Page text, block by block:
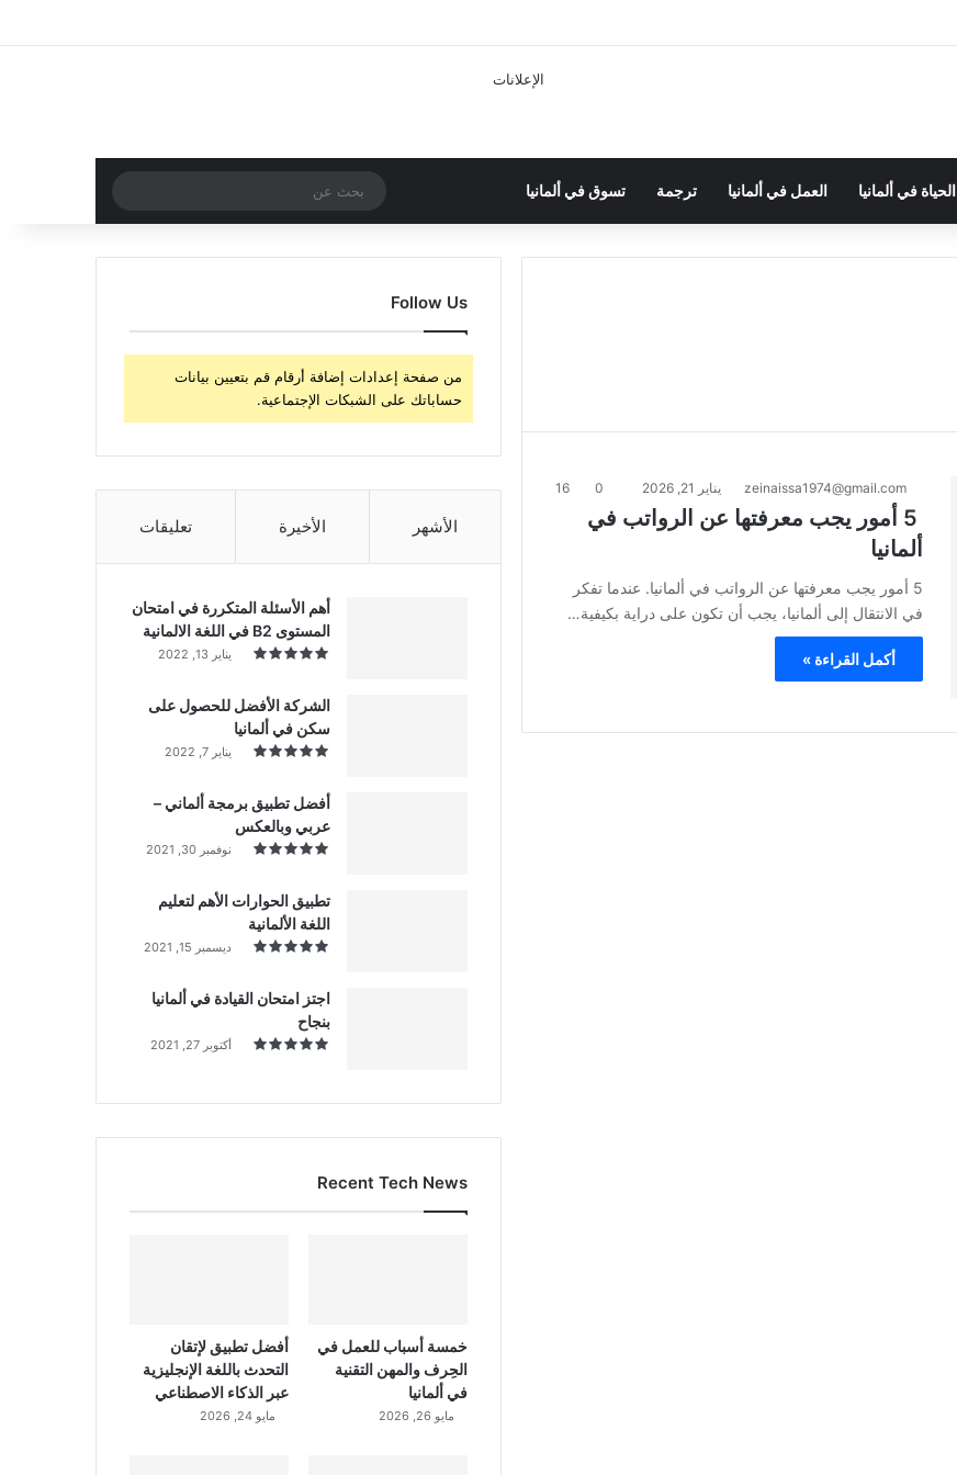
الإعلانات
الحياة في ألمانيا العمل في ألمانيا ترجمة تسوق في ألمانيا مقال عشوائي
عن
zeinaissa1974@gmail.com يناير 21, 2026 0
16
5 أمور يجب معرفتها عن الرواتب في
ألمانيا
5 أمور يجب معرفتها عن الرواتب في ألمانيا. عندما تفكر
في الانتقال إلى ألمانيا، يجب أن تكون على دراية بكيفية…
أكمل القراءة »
Follow Us
من صفحة إعدادات إضافة أرقام قم بتعيين بيانات
حساباتك على الشبكات الإجتماعية.
الأشهر الأخيرة تعليقات
أهم الأسئلة المتكررة في امتحان
المستوى B2 في اللغة الالمانية
يناير 13, 2022
الشركة الأفضل للحصول على
سكن في ألمانيا
يناير 7, 2022
أفضل تطبيق برمجة ألماني –
عربي وبالعكس
نوفمبر 30, 2021
تطبيق الحوارات الأهم لتعليم
اللغة الألمانية
ديسمبر 15, 2021
اجتز امتحان القيادة في ألمانيا
بنجاح
أكتوبر 27, 2021
Recent Tech News
خمسة أسباب للعمل في
الحِرف والمهن التقنية
في ألمانيا
مايو 26, 2026
أفضل تطبيق لإتقان
التحدث باللغة الإنجليزية
عبر الذكاء الاصطناعي
مايو 24, 2026